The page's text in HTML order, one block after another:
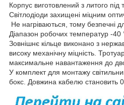
Корпус виготовлений з литого під
Світлодіоди захищені міцним
Не нагріваються, тому безпечні
Діапазон робочих температур -
Зовнішнє кільце виконано з
високу механічну міцність.
максимальне навантаження до
У комплект для монтажу
бокс. Довжина кабелю становить